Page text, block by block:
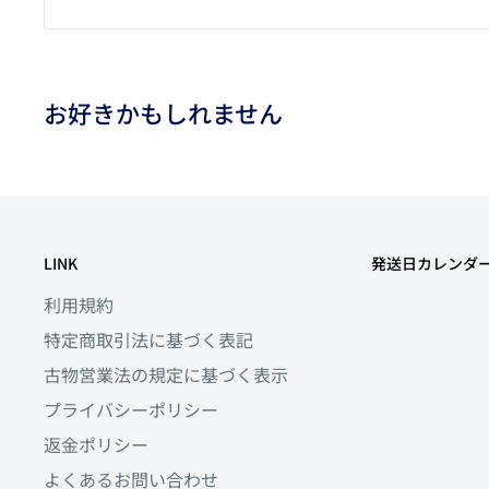
お好きかもしれません
LINK
利用規約
特定商取引法に基づく表記
古物営業法の規定に基づく表示
プライバシーポリシー
返金ポリシー
よくあるお問い合わせ
発送日カレンダ